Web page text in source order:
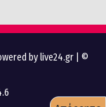
by live24.gr | ©